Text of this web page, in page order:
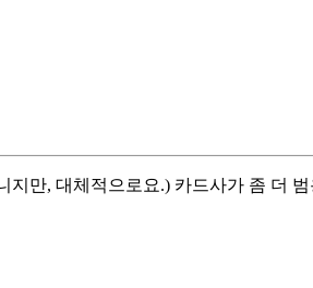
만, 대체적으로요.) 카드사가 좀 더